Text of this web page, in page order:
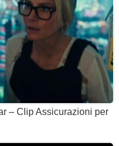
– Clip Assicurazioni per